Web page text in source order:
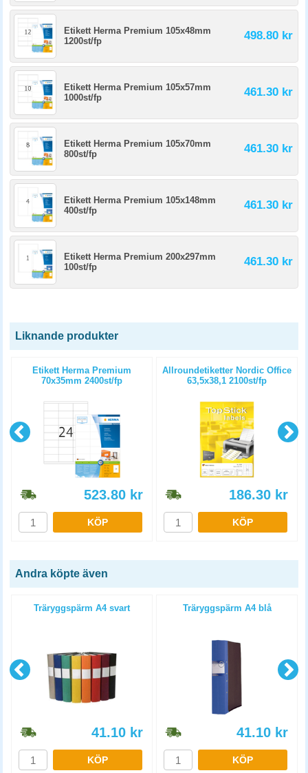
Etikett Herma Premium 105x48mm
1200st/fp
498.80 kr
Etikett Herma Premium 105x57mm
1000st/fp
461.30 kr
Etikett Herma Premium 105x70mm
800st/fp
461.30 kr
Etikett Herma Premium 105x148mm
400st/fp
461.30 kr
Etikett Herma Premium 200x297mm
100st/fp
461.30 kr
Liknande produkter
Etikett Herma Premium
70x35mm 2400st/fp
523.80 kr
KÖP
Allroundetiketter Nordic Office
63,5x38,1 2100st/fp
186.30 kr
KÖP
Andra köpte även
Träryggspärm A4 svart
41.10 kr
KÖP
Träryggspärm A4 blå
41.10 kr
KÖP